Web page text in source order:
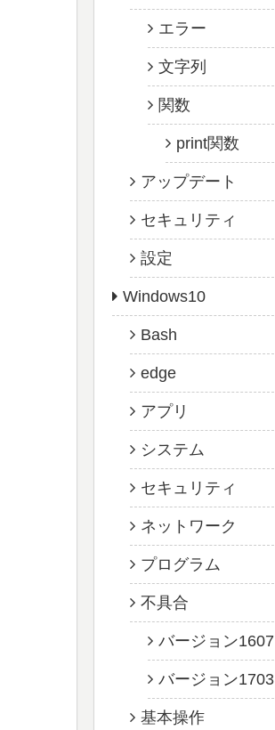
エラー
文字列
関数
print関数
アップデート
セキュリティ
設定
Windows10
Bash
edge
アプリ
システム
セキュリティ
ネットワーク
プログラム
不具合
バージョン1607
バージョン1703
基本操作